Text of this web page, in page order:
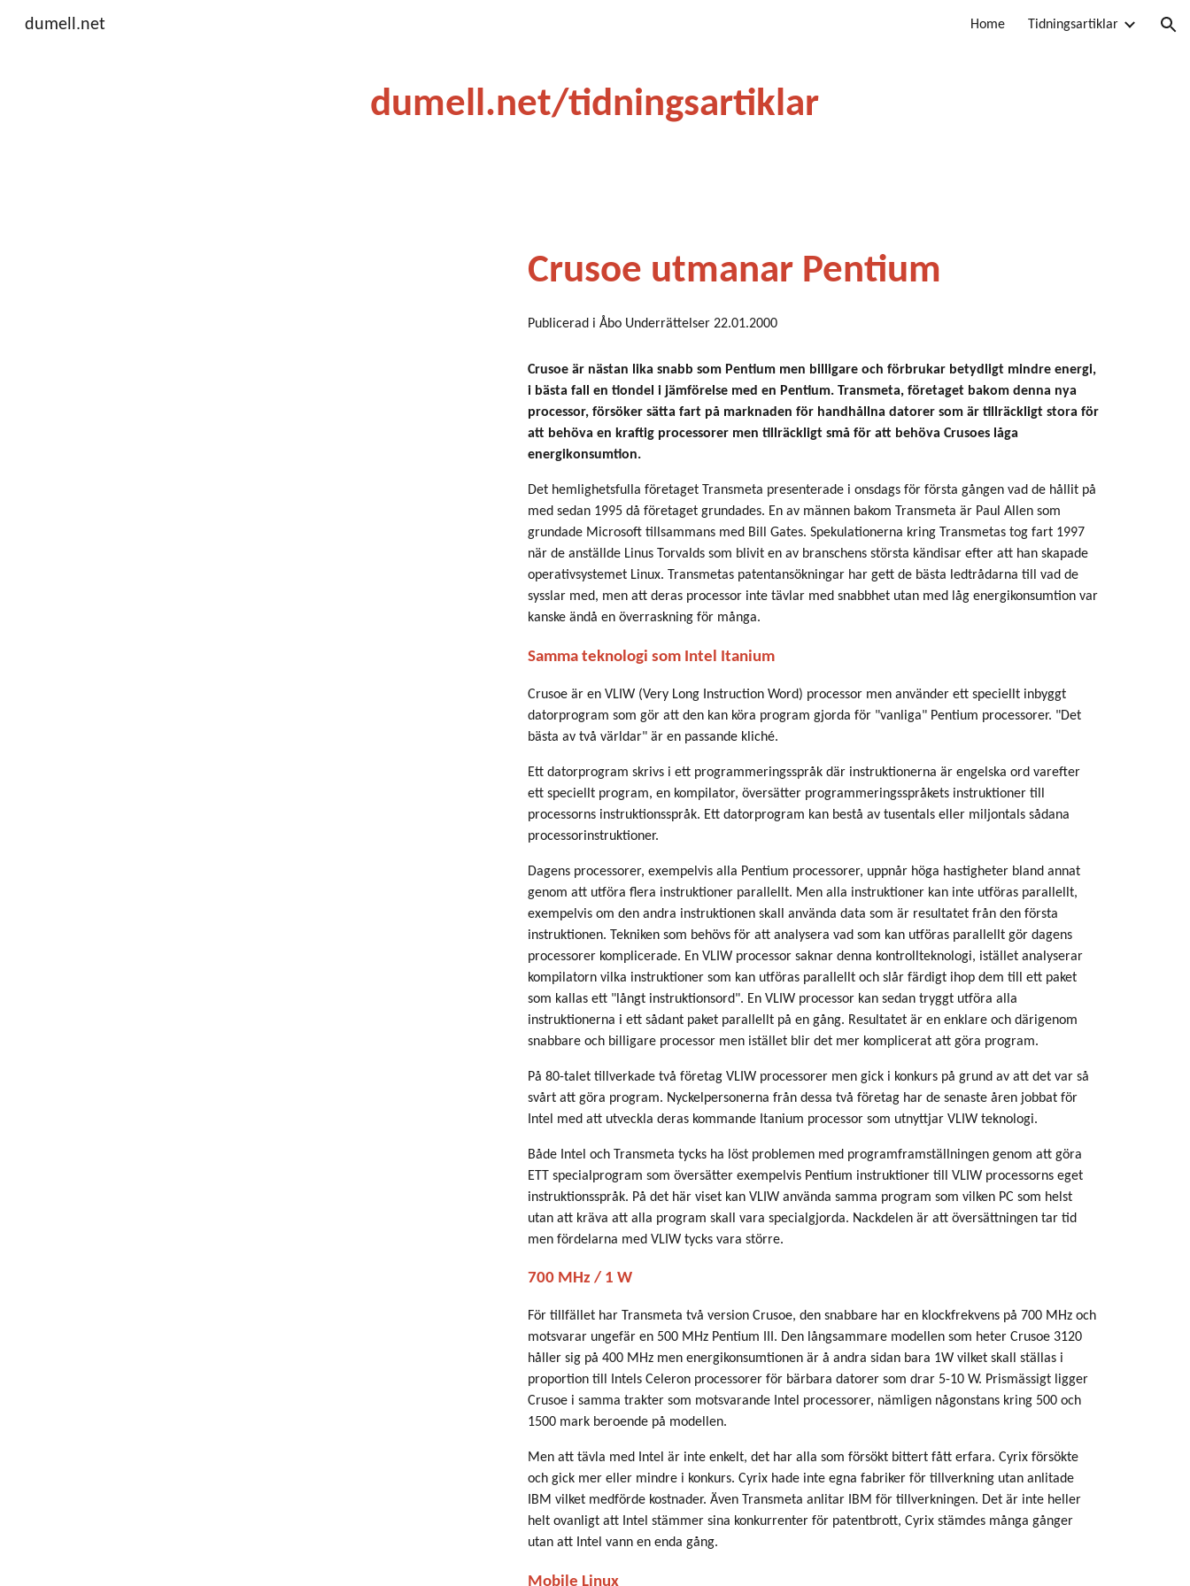
dumell.net Home Tidningsartiklar
dumell.net/tidningsartiklar
Crusoe utmanar Pentium
Publicerad i Åbo Underrättelser 22.01.2000
Crusoe är nästan lika snabb som Pentium men billigare och förbrukar betydligt mindre energi,
i bästa fall en tiondel i jämförelse med en Pentium. Transmeta, företaget bakom denna nya
processor, försöker sätta fart på marknaden för handhållna datorer som är tillräckligt stora för
att behöva en kraftig processorer men tillräckligt små för att behöva Crusoes låga
energikonsumtion.
Det hemlighetsfulla företaget Transmeta presenterade i onsdags för första gången vad de hållit på
med sedan 1995 då företaget grundades. En av männen bakom Transmeta är Paul Allen som
grundade Microsoft tillsammans med Bill Gates. Spekulationerna kring Transmetas tog fart 1997
när de anställde Linus Torvalds som blivit en av branschens största kändisar efter att han skapade
operativsystemet Linux. Transmetas patentansökningar har gett de bästa ledtrådarna till vad de
sysslar med, men att deras processor inte tävlar med snabbhet utan med låg energikonsumtion var
kanske ändå en överraskning för många.
Samma teknologi som Intel Itanium
Crusoe är en VLIW (Very Long Instruction Word) processor men använder ett speciellt inbyggt
datorprogram som gör att den kan köra program gjorda för "vanliga" Pentium processorer. "Det
bästa av två världar" är en passande kliché.
Ett datorprogram skrivs i ett programmeringsspråk där instruktionerna är engelska ord varefter
ett speciellt program, en kompilator, översätter programmeringsspråkets instruktioner till
processorns instruktionsspråk. Ett datorprogram kan bestå av tusentals eller miljontals sådana
processorinstruktioner.
Dagens processorer, exempelvis alla Pentium processorer, uppnår höga hastigheter bland annat
genom att utföra flera instruktioner parallellt. Men alla instruktioner kan inte utföras parallellt,
exempelvis om den andra instruktionen skall använda data som är resultatet från den första
instruktionen. Tekniken som behövs för att analysera vad som kan utföras parallellt gör dagens
processorer komplicerade. En VLIW processor saknar denna kontrollteknologi, istället analyserar
kompilatorn vilka instruktioner som kan utföras parallellt och slår färdigt ihop dem till ett paket
som kallas ett "långt instruktionsord". En VLIW processor kan sedan tryggt utföra alla
instruktionerna i ett sådant paket parallellt på en gång. Resultatet är en enklare och därigenom
snabbare och billigare processor men istället blir det mer komplicerat att göra program.
På 80-talet tillverkade två företag VLIW processorer men gick i konkurs på grund av att det var så
svårt att göra program. Nyckelpersonerna från dessa två företag har de senaste åren jobbat för
Intel med att utveckla deras kommande Itanium processor som utnyttjar VLIW teknologi.
Både Intel och Transmeta tycks ha löst problemen med programframställningen genom att göra
ETT specialprogram som översätter exempelvis Pentium instruktioner till VLIW processorns eget
instruktionsspråk. På det här viset kan VLIW använda samma program som vilken PC som helst
utan att kräva att alla program skall vara specialgjorda. Nackdelen är att översättningen tar tid
men fördelarna med VLIW tycks vara större.
700 MHz / 1 W
För tillfället har Transmeta två version Crusoe, den snabbare har en klockfrekvens på 700 MHz och
motsvarar ungefär en 500 MHz Pentium III. Den långsammare modellen som heter Crusoe 3120
håller sig på 400 MHz men energikonsumtionen är å andra sidan bara 1W vilket skall ställas i
proportion till Intels Celeron processorer för bärbara datorer som drar 5-10 W. Prismässigt ligger
Crusoe i samma trakter som motsvarande Intel processorer, nämligen någonstans kring 500 och
1500 mark beroende på modellen.
Men att tävla med Intel är inte enkelt, det har alla som försökt bittert fått erfara. Cyrix försökte
och gick mer eller mindre i konkurs. Cyrix hade inte egna fabriker för tillverkning utan anlitade
IBM vilket medförde kostnader. Även Transmeta anlitar IBM för tillverkningen. Det är inte heller
helt ovanligt att Intel stämmer sina konkurrenter för patentbrott, Cyrix stämdes många gånger
utan att Intel vann en enda gång.
Mobile Linux